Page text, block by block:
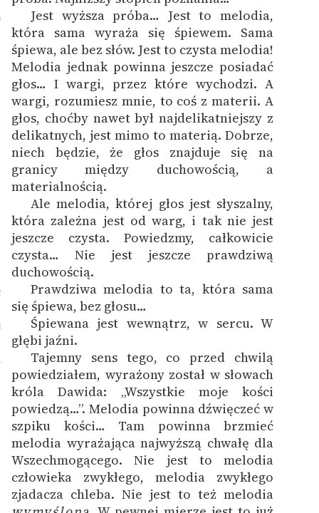
Jest wyższa próba… Jest to melodia,
która sama wyraża się śpiewem. Sama
śpiewa, ale bez słów. Jest to czysta melodia!
Melodia jednak powinna jeszcze posiadać
głos… I wargi, przez które wychodzi. A
wargi, rozumiesz mnie, to coś z materii. A
głos, choćby nawet był najdelikatniejszy z
delikatnych, jest mimo to materią. Dobrze,
niech będzie, że głos znajduje się na
granicy między duchowością, a
materialnością.
Ale melodia, której głos jest słyszalny,
która zależna jest od warg, i tak nie jest
jeszcze czysta. Powiedzmy, całkowicie
czysta… Nie jest jeszcze prawdziwą
duchowością.
Prawdziwa melodia to ta, która sama
się śpiewa, bez głosu…
Śpiewana jest wewnątrz, w sercu. W
głębi jaźni.
Tajemny sens tego, co przed chwilą
powiedziałem, wyrażony został w słowach
króla Dawida: „Wszystkie moje kości
powiedzą…”. Melodia powinna dźwięczeć w
szpiku kości… Tam powinna brzmieć
melodia wyrażająca najwyższą chwałę dla
Wszechmogącego. Nie jest to melodia
człowieka zwykłego, melodia zwykłego
zjadacza chleba. Nie jest to też melodia